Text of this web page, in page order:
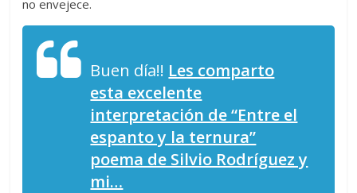
no envejece.
Buen día!! Les comparto
esta excelente
interpretación de “Entre el
espanto y la ternura”
poema de Silvio Rodríguez y
mi…